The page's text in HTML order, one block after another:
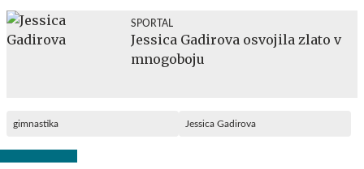
SPORTAL
Jessica Gadirova osvojila zlato v
mnogoboju
gimnastika Jessica Gadirova